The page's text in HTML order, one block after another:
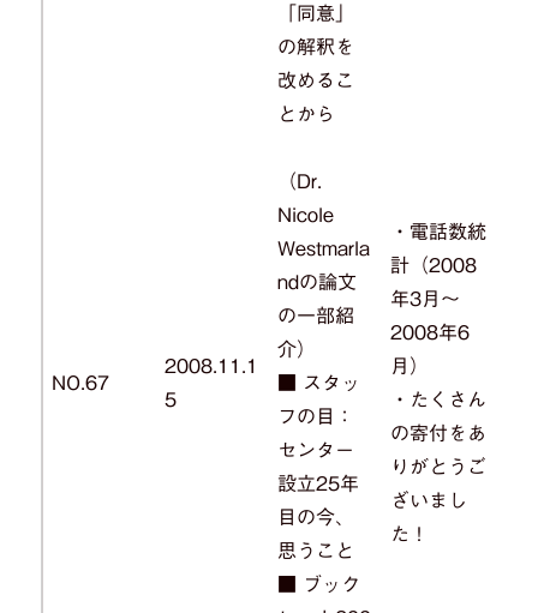
NO.67
2008.11.1
5
「同意」
の解釈を
改めるこ
とから
（Dr.
Nicole
Westmarla
ndの論文
の一部紹
介）
■ スタッ
フの目：
センター
設立25年
目の今、
思うこと
■ ブック
・電話数統
計（2008
年3月～
2008年6
月）
・たくさん
の寄付をあ
りがとうご
ざいまし
た！